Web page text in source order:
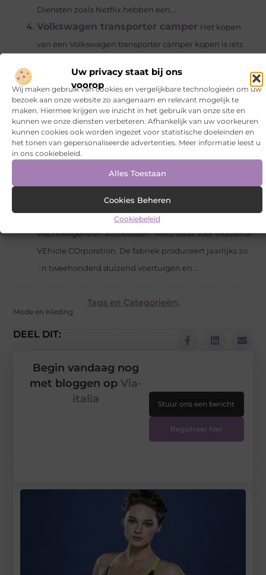
Uw privacy staat bij ons
voorop
Wij maken gebruik van cookies en vergelijkbare technologieën om uw
bezoek aan onze website zo aangenaam en relevant mogelijk te
maken. Hiermee krijgen we inzicht in het gebruik van onze site en
kunnen we onze diensten verbeteren. Afhankelijk van uw voorkeuren
kunnen cookies ook worden ingezet voor statistische doeleinden en
het tonen van gepersonaliseerde advertenties. Meer informatie leest u
in ons cookiebeleid.
Alles Toestaan
Cookies Beheren
Cookiebeleid
Diensten zoals Netflix hebben een...
Volkswagen transporter camper Het kopen
van een Volkswagen transporter camper kopen is iets
aanbieder biedt namelijk ontzettend veel
mogelijkheden die ervoor...
Tips om de laagste afvalcontainertarieven
te huren Als u een bedrijf van afvalbeheer overweegt
en een afvalcontainer wilt huren, is het belangrijk dat u
Snel je Iveco verkopen Het Italiaanse automerk
Iveco fabriceert bedrijfsvoertuigen waaronder
vrachtwagens en autobussen. Iveco staat voor Industrial
VEhicle COrporation. De fabriek produceert jaarlijks zo
´n tweehonderd duizend voertuigen en...
Tags en Categorieën:
Mode en Kleding
DEEL DIT:
Begin vandaag nog
met bloggen op Via-
italia
Stuur ons een bericht
Registreer hier